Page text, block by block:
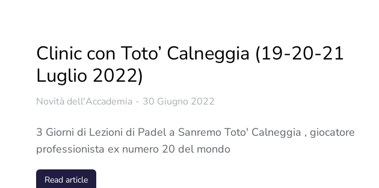
Clinic con Toto’ Calneggia (19-20-21
Luglio 2022)
Novità dell'Accademia 30 Giugno 2022
3 Giorni di Lezioni di Padel a Sanremo Toto' Calneggia , giocatore
professionista ex numero 20 del mondo
Read article